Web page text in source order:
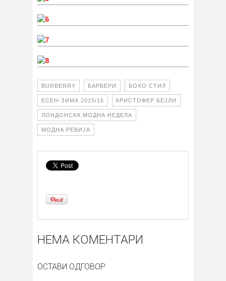
BURBERRY БАРБЕРИ БОХО СТИЛ
ЕСЕН-ЗИМА 2015/16 КРИСТОФЕР БЕЈЛИ
ЛОНДОНСКА МОДНА НЕДЕЛА
МОДНА РЕВИЈА
НЕМА КОМЕНТАРИ
ОСТАВИ ОДГОВОР